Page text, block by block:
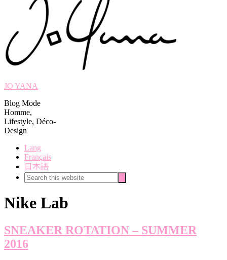
JO YANA
Blog Mode
Homme,
Lifestyle, Déco-
Design
Lang
Français
日本語
Search
this
Nike Lab
SNEAKER ROTATION – SUMMER
2016